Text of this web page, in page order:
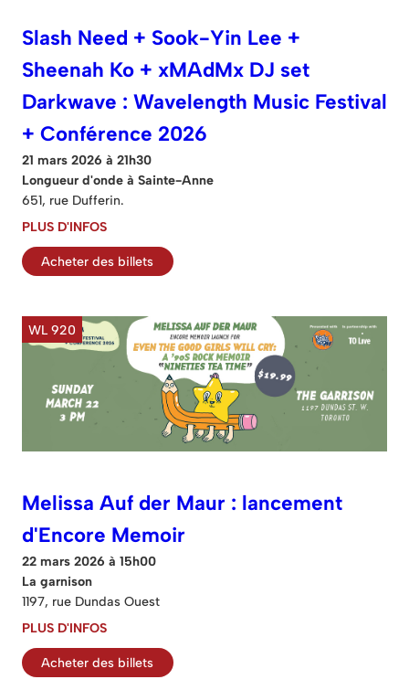
Slash Need + Sook-Yin Lee +
Sheenah Ko + xMAdMx DJ set
Darkwave : Wavelength Music Festival
+ Conférence 2026
21 mars 2026 à 21h30
Longueur d'onde à Sainte-Anne
651, rue Dufferin.
PLUS D'INFOS
Acheter des billets
WL 920
Melissa Auf der Maur : lancement
d'Encore Memoir
22 mars 2026 à 15h00
La garnison
1197, rue Dundas Ouest
PLUS D'INFOS
Acheter des billets